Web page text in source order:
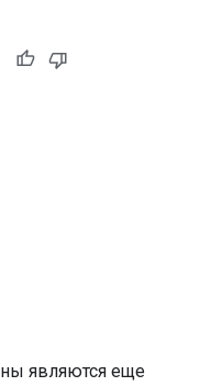
являются еще